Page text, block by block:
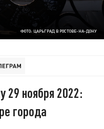
ФОТО: ЦАРЬГРАД В РОСТОВЕ-НА-ДОНУ
29 ноября 2022:
города